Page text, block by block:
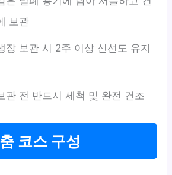
보관
장 보관 시 2주 이상 신선도 유지
관 전 반드시 세척 및 완전 건조
코스 구성